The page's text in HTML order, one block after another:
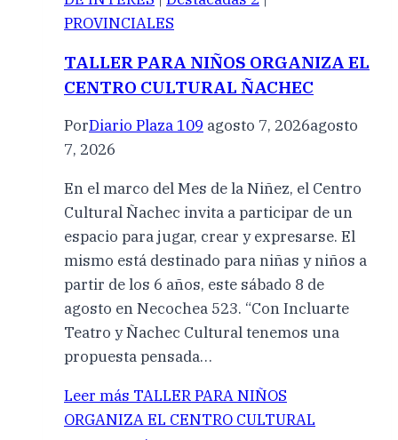
PROVINCIALES
TALLER PARA NIÑOS ORGANIZA EL
CENTRO CULTURAL ÑACHEC
PorDiario Plaza 109 agosto 7, 2026agosto
7, 2026
En el marco del Mes de la Niñez, el Centro
Cultural Ñachec invita a participar de un
espacio para jugar, crear y expresarse. El
mismo está destinado para niñas y niños a
partir de los 6 años, este sábado 8 de
agosto en Necochea 523. “Con Incluarte
Teatro y Ñachec Cultural tenemos una
propuesta pensada…
Leer más TALLER PARA NIÑOS
ORGANIZA EL CENTRO CULTURAL